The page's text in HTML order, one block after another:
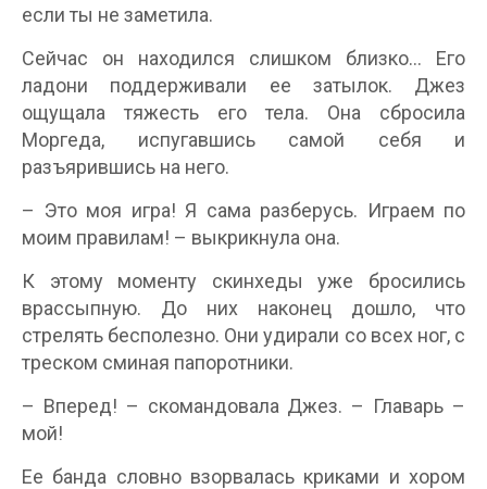
если ты не заметила.
Сейчас он находился слишком близко… Его
ладони поддерживали ее затылок. Джез
ощущала тяжесть его тела. Она сбросила
Моргеда, испугавшись самой себя и
разъярившись на него.
– Это моя игра! Я сама разберусь. Играем по
моим правилам! – выкрикнула она.
К этому моменту скинхеды уже бросились
врассыпную. До них наконец дошло, что
стрелять бесполезно. Они удирали со всех ног, с
треском сминая папоротники.
– Вперед! – скомандовала Джез. – Главарь –
мой!
Ее банда словно взорвалась криками и хором